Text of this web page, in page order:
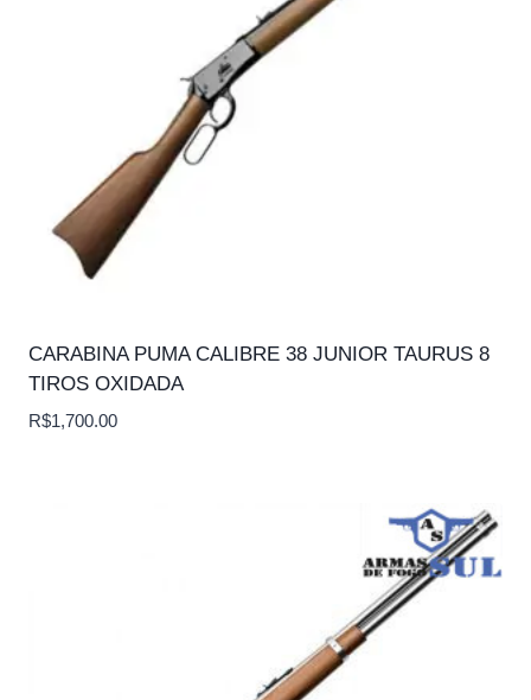
CARABINA PUMA CALIBRE 38 JUNIOR TAURUS 8
TIROS OXIDADA
R$1,700.00